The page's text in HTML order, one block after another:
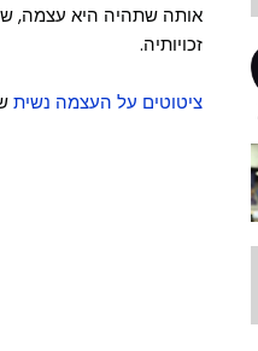
אותה שתהיה היא עצמה,
זכויותיה.
ציטוטים על העצמה נשית